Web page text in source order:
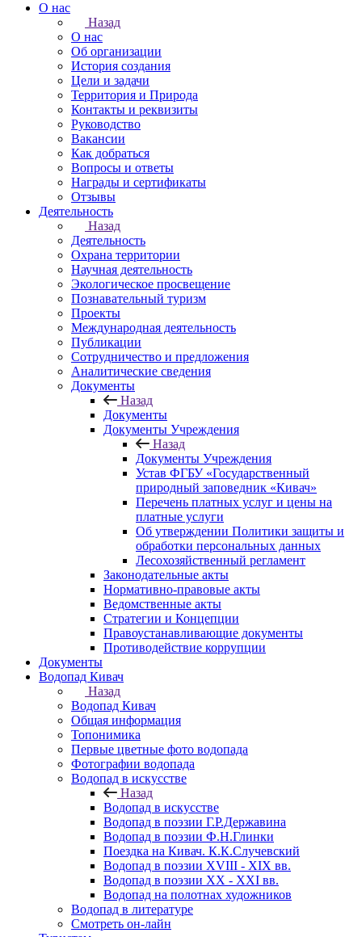
О нас
Назад
О нас
Об организации
История создания
Цели и задачи
Территория и Природа
Контакты и реквизиты
Руководство
Вакансии
Как добраться
Вопросы и ответы
Награды и сертификаты
Отзывы
Деятельность
Назад
Деятельность
Охрана территории
Научная деятельность
Экологическое просвещение
Познавательный туризм
Проекты
Международная деятельность
Публикации
Сотрудничество и предложения
Аналитические сведения
Документы
Назад
Документы
Документы Учреждения
Назад
Документы Учреждения
Устав ФГБУ «Государственный
природный заповедник «Кивач»
Перечень платных услуг и цены на
платные услуги
Об утверждении Политики защиты и
обработки персональных данных
Лесохозяйственный регламент
Законодательные акты
Нормативно-правовые акты
Ведомственные акты
Стратегии и Концепции
Правоустанавливающие документы
Противодействие коррупции
Документы
Водопад Кивач
Назад
Водопад Кивач
Общая информация
Топонимика
Первые цветные фото водопада
Фотографии водопада
Водопад в искусстве
Назад
Водопад в искусстве
Водопад в поэзии Г.Р.Державина
Водопад в поэзии Ф.Н.Глинки
Поездка на Кивач. К.К.Случевский
Водопад в поэзии XVIII - XIX вв.
Водопад в поэзии XX - XXI вв.
Водопад на полотнах художников
Водопад в литературе
Смотреть он-лайн